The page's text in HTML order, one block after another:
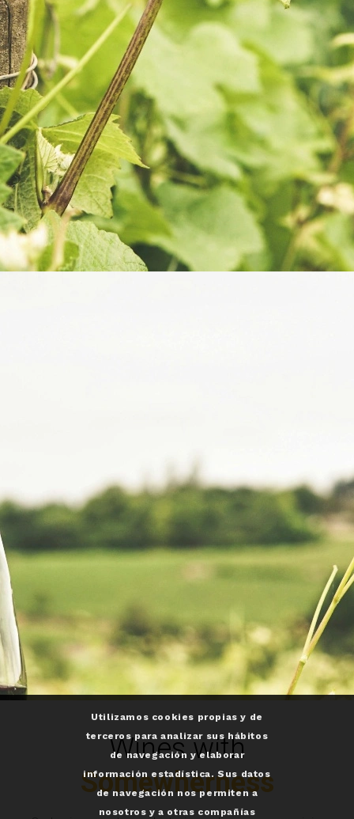
Wines with
Somewherness
Utilizamos cookies propias y de
terceros para analizar sus hábitos
de navegación y elaborar
información estadística. Sus datos
de navegación nos permiten a
nosotros y a otras compañías